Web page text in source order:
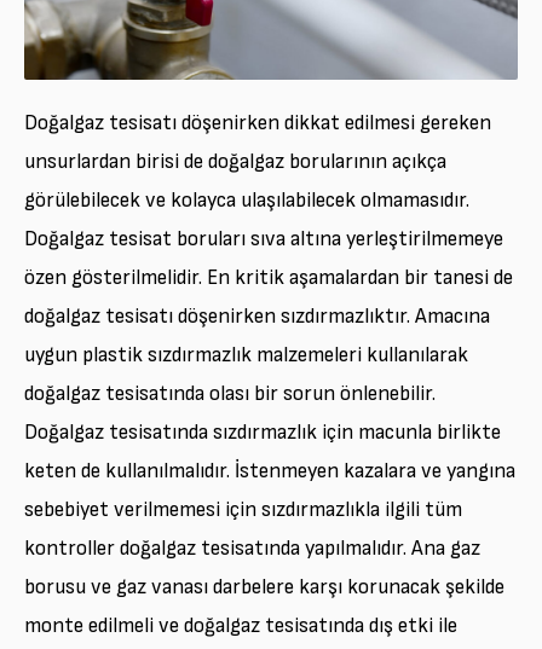
Doğalgaz tesisatı döşenirken dikkat edilmesi gereken
unsurlardan birisi de doğalgaz borularının açıkça
görülebilecek ve kolayca ulaşılabilecek olmamasıdır.
Doğalgaz tesisat boruları sıva altına yerleştirilmemeye
özen gösterilmelidir. En kritik aşamalardan bir tanesi de
doğalgaz tesisatı döşenirken sızdırmazlıktır. Amacına
uygun plastik sızdırmazlık malzemeleri kullanılarak
doğalgaz tesisatında olası bir sorun önlenebilir.
Doğalgaz tesisatında sızdırmazlık için macunla birlikte
keten de kullanılmalıdır. İstenmeyen kazalara ve yangına
sebebiyet verilmemesi için sızdırmazlıkla ilgili tüm
kontroller doğalgaz tesisatında yapılmalıdır. Ana gaz
borusu ve gaz vanası darbelere karşı korunacak şekilde
monte edilmeli ve doğalgaz tesisatında dış etki ile